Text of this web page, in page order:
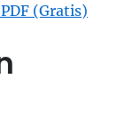
(Gratis)